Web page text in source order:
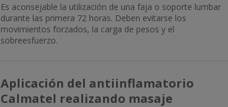
Es aconsejable la utilización de una faja o soporte lumbar
durante las primera 72 horas. Deben evitarse los
movimientos forzados, la carga de pesos y el
sobreesfuerzo.
Aplicación del antiinflamatorio
Calmatel realizando masaje